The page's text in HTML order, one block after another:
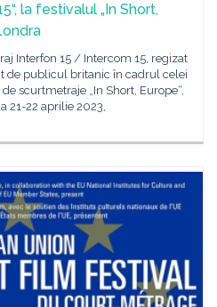
la festivalul „In Short,
Interfon 15 / Intercom 15, regizat
de publicul britanic în cadrul celei
scurtmetraje „In Short, Europe“,
21-22 aprilie 2023,